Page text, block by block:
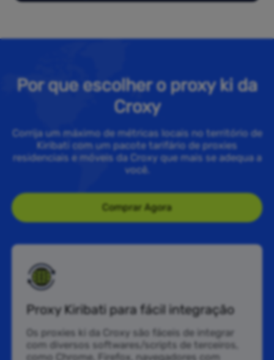
Por que escolher o proxy ki da
Croxy
Corrija um máximo de métricas locais no território de
Kiribati com um pacote tarifário de proxies
residenciais e móveis da Croxy que mais se adequa a
você.
Comprar Agora
Proxy Kiribati para fácil integração
Os proxies ki da Croxy são fáceis de integrar
com diversos softwares/scripts de terceiros,
como Chrome, Firefox, navegadores com